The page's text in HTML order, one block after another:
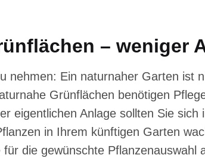
– weniger
nehmen: Ein naturnaher Garten ist
Grünflächen benötigen
eigentlichen Anlage sollten Sie sich
in Ihrem künftigen Garten
die gewünschte Pflanzenauswahl